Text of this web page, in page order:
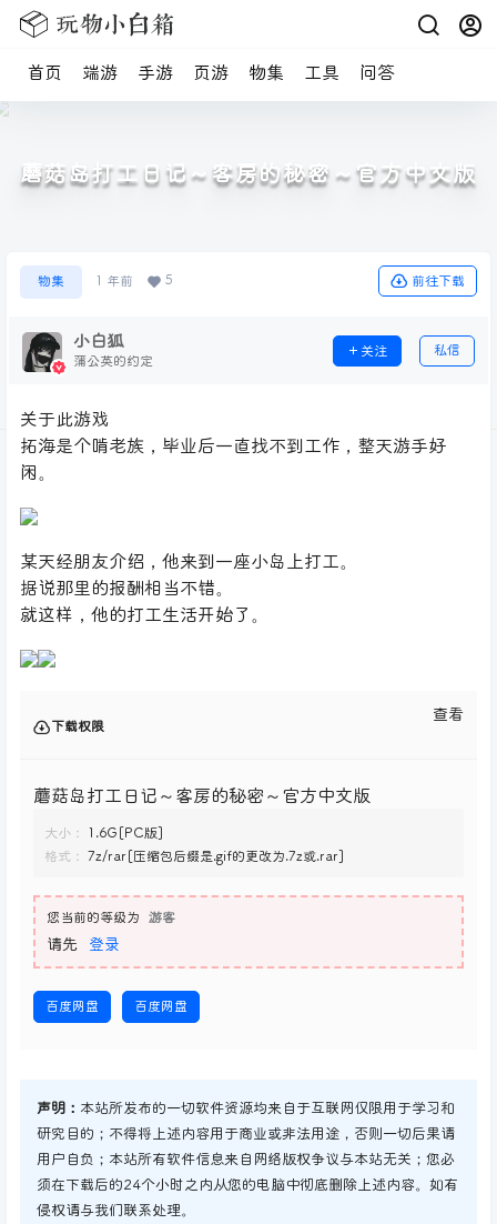
首页 端游 手游 页游 物集 工具 问答
蘑菇岛打工日记～客房的秘密～官方中文版
物集 1 年前 5 前往下载
小白狐
蒲公英的约定
关注 私信
关于此游戏
拓海是个啃老族，毕业后一直找不到工作，整天游手好
闲。
某天经朋友介绍，他来到一座小岛上打工。
据说那里的报酬相当不错。
就这样，他的打工生活开始了。
下载权限
查看
蘑菇岛打工日记～客房的秘密～官方中文版
大小：
1.6G[PC版]
格式：
7z/rar[压缩包后缀是.gif的更改为.7z或.rar]
您当前的等级为 游客
请先 登录
百度网盘 百度网盘
声明： 本站所发布的一切软件资源均来自于互联网仅限用于学习和
研究目的；不得将上述内容用于商业或非法用途，否则一切后果请
用户自负；本站所有软件信息来自网络版权争议与本站无关；您必
须在下载后的24个小时之内从您的电脑中彻底删除上述内容。如有
侵权请与我们联系处理。